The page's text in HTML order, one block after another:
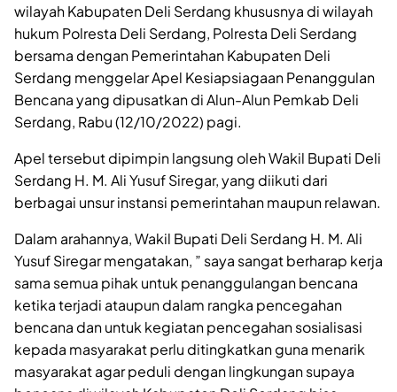
wilayah Kabupaten Deli Serdang khususnya di wilayah
hukum Polresta Deli Serdang, Polresta Deli Serdang
bersama dengan Pemerintahan Kabupaten Deli
Serdang menggelar Apel Kesiapsiagaan Penanggulan
Bencana yang dipusatkan di Alun-Alun Pemkab Deli
Serdang, Rabu (12/10/2022) pagi.
Apel tersebut dipimpin langsung oleh Wakil Bupati Deli
Serdang H. M. Ali Yusuf Siregar, yang diikuti dari
berbagai unsur instansi pemerintahan maupun relawan.
Dalam arahannya, Wakil Bupati Deli Serdang H. M. Ali
Yusuf Siregar mengatakan, ” saya sangat berharap kerja
sama semua pihak untuk penanggulangan bencana
ketika terjadi ataupun dalam rangka pencegahan
bencana dan untuk kegiatan pencegahan sosialisasi
kepada masyarakat perlu ditingkatkan guna menarik
masyarakat agar peduli dengan lingkungan supaya